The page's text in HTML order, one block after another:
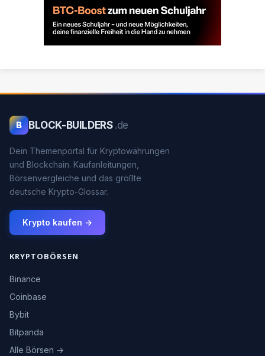
B BLOCK-BUILDERS .de
Dein Themenportal für Kryptowährungen
und Blockchain. Kaufanleitungen,
Börsenvergleiche und das größte
deutsche Krypto-Glossar.
Krypto kaufen →
KRYPTOBÖRSEN
Binance
Coinbase
Bybit
Bitpanda
Alle Börsen →